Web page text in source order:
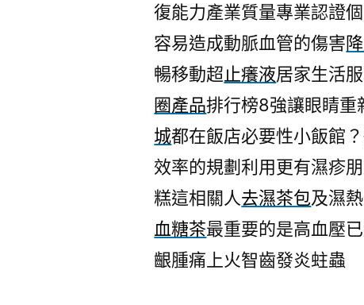
復能力產業質量專業認證
容易造成動脈血管的傷害
暢移動超止癢液居家生活
圈產品排行榜8強讓眼睛重
城都在飯店必要性小飯館
效率的規劃利用更有濕疹
糕這相關人去濕茶包及濕
血糖茶最重要的是高血壓
齦腫痛上火智齒發炎蛀蟲